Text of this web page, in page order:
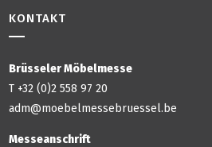
KONTAKT
Brüsseler Möbelmesse
T +32 (0)2 558 97 20
adm@moebelmessebruessel.be
Messeanschrift